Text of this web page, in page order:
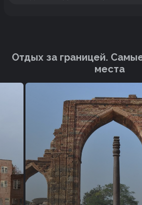
Отдых за границей.
места